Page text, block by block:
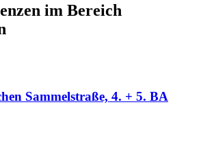
im Bereich
Sammelstraße, 4. + 5. BA